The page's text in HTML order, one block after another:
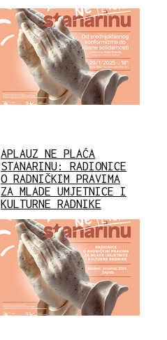
APLAUZ NE PLAĆA
STANARINU: RADIONICE
O RADNIČKIM PRAVIMA
ZA MLADE UMJETNICE I
KULTURNE RADNIKE